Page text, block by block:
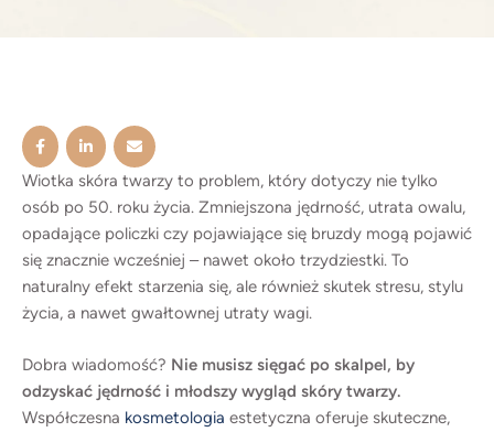
i postępuje z wiekiem. Z czasem skóra traci
niekorzyść. Do szybszego starzenia się skóry
twarzy przyczyniają się także: Efekt? Opadające
policzki, zmarszczki mimiczne, „chomiki”, linie
marionetki, zwiotczała skóra wokół ust czy oczu – a
wszystko to nadaje twarzy zmęczony, smutny
wygląd. 5 skutecznych zabiegów na ujędrnienie
skóry bez operacji 1. Radiofrekwencja mikroigłowa
VIVACE To jedna z najskuteczniejszych metod
odmładzania skóry bez ingerencji chirurgicznej.
Łączy działanie mikronakłuć z energią fal
radiowych (RF), które podgrzewają głębokie
Wiotka skóra twarzy to problem, który dotyczy nie tylko
osób po 50. roku życia. Zmniejszona jędrność, utrata owalu,
opadające policzki czy pojawiające się bruzdy mogą pojawić
się znacznie wcześniej – nawet około trzydziestki. To
naturalny efekt starzenia się, ale również skutek stresu, stylu
życia, a nawet gwałtownej utraty wagi.
Dobra wiadomość? Nie musisz sięgać po skalpel, by
odzyskać jędrność i młodszy wygląd skóry twarzy.
Współczesna kosmetologia estetyczna oferuje skuteczne,